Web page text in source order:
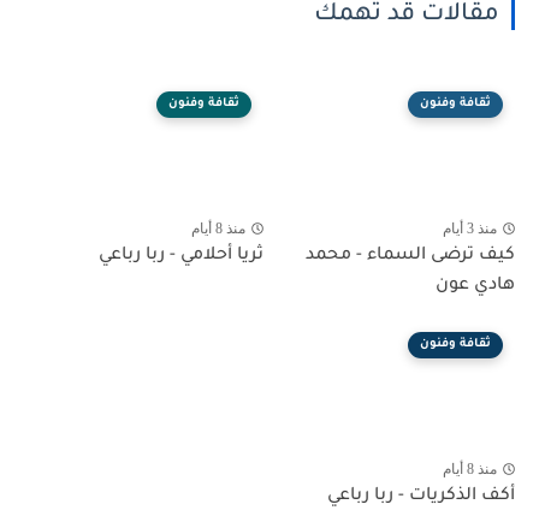
مقالات قد تهمك
ثقافة وفنون
منذ 3 أيام
كيف ترضى السماء - محمد
هادي عون
ثقافة وفنون
منذ 8 أيام
ثريا أحلامي - ربا رباعي
ثقافة وفنون
منذ 8 أيام
أكف الذكريات - ربا رباعي